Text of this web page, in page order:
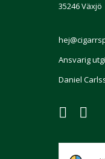
35246 Växjö
Ansvarig
Daniel